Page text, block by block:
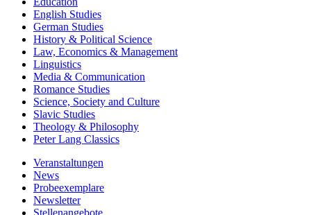
English Studies
German Studies
History & Political Science
Law, Economics & Management
Linguistics
Media & Communication
Romance Studies
Science, Society and Culture
Slavic Studies
Theology & Philosophy
Peter Lang Classics
Veranstaltungen
News
Probeexemplare
Newsletter